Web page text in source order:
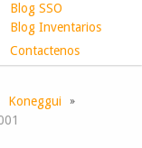
Blog SSO
Blog Inventarios
Contactenos
Koneggui